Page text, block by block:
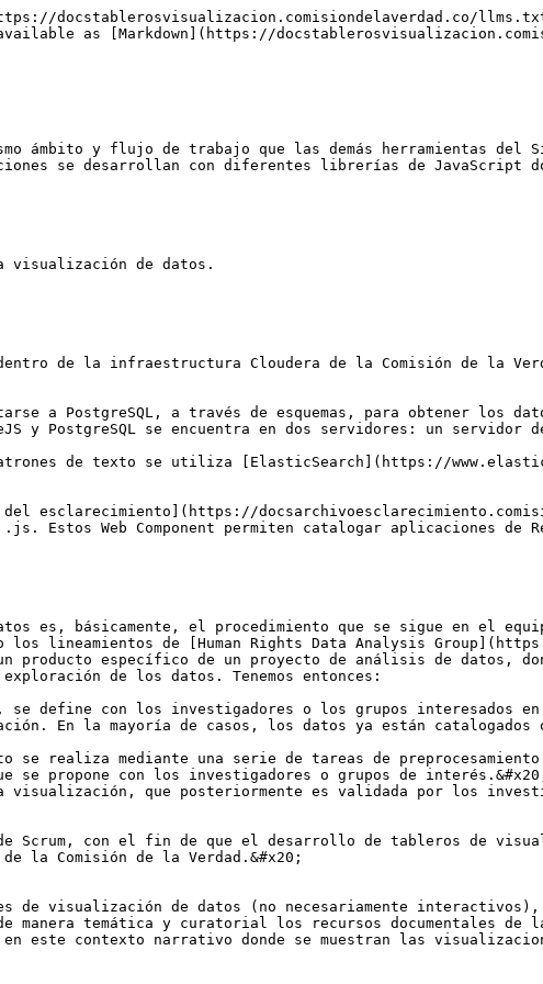
docstablerosvisualizacion.comisiondelaverdad.co/
as [Markdown](https://
ámbito y flujo de trabajo que las demás herramientas del
se desarrollan con diferentes librerías de JavaScript
visualización de datos.
de la infraestructura Cloudera de la Comisión de la
a PostgreSQL, a través de esquemas, para obtener los
y PostgreSQL se encuentra en dos servidores: un servidor
de texto se utiliza [ElasticSearch](https://
esclarecimiento](https://
.js. Estos Web Component permiten catalogar aplicaciones
es, básicamente, el procedimiento que se sigue en el
los lineamientos de [Human Rights Data Analysis
producto específico de un proyecto de análisis de datos,
de los datos. Tenemos entonces:
se define con los investigadores o los grupos interesados
En la mayoría de casos, los datos ya están catalogados
realiza mediante una serie de tareas de preprocesamiento
se propone con los investigadores o grupos de
que posteriormente es validada por los
con el fin de que el desarrollo de tableros de
la Comisión de la Verdad.&#x20;
de visualización de datos (no necesariamente
temática y curatorial los recursos documentales de
este contexto narrativo donde se muestran las